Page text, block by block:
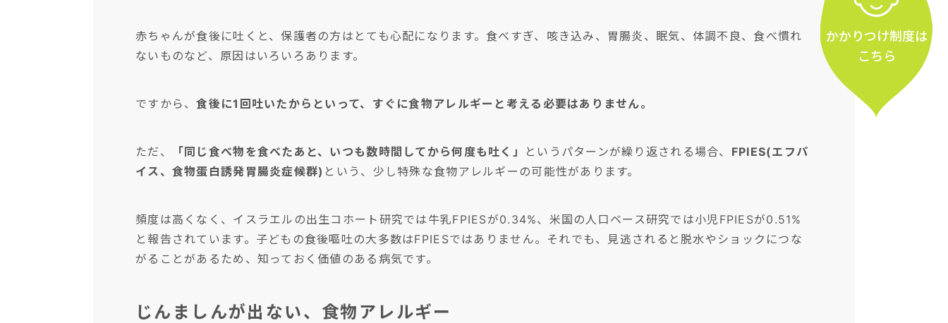
赤ちゃんが食後に吐くと、保護者の方はとても心配になります。食べすぎ、咳き込み、胃腸炎、眠気、体調不良、食べ慣れ
ないものなど、原因はいろいろあります。
ですから、食後に1回吐いたからといって、すぐに食物アレルギーと考える必要はありません。
ただ、 「同じ食べ物を食べたあと、いつも数時間してから何度も吐く」 というパターンが繰り返される場合、 FPIES(エフパ
イス、食物蛋白誘発胃腸炎症候群) という、少し特殊な食物アレルギーの可能性があります。
頻度は高くなく、イスラエルの出生コホート研究では牛乳FPIESが0.34%、米国の人口ベース研究では小児FPIESが0.51%
と報告されています。子どもの食後嘔吐の大多数はFPIESではありません。それでも、見逃されると脱水やショックにつな
がることがあるため、知っておく価値のある病気です。
じんましんが出ない、食物アレルギー
かかりつけ制度は
こちら